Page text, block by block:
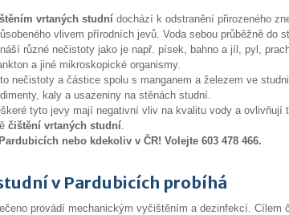
vrtaných studní dochází k odstranění přirozeného
vlivem přírodních jevů. Voda sebou průběžně do
různé nečistoty jako je např. písek, bahno a jíl, pyl,
a jiné mikroskopické organismy.
nečistoty a částice spolu s manganem a železem ve
kaly a usazeniny na stěnách studní.
tyto jevy mají negativní vliv na kvalitu vody a ovlivňují
čištění vrtaných studní
nebo kdekoliv v ČR! Volejte 603 478 466.
v Pardubicích probíhá
provádí mechanickým vyčištěním a dezinfekcí. Cílem